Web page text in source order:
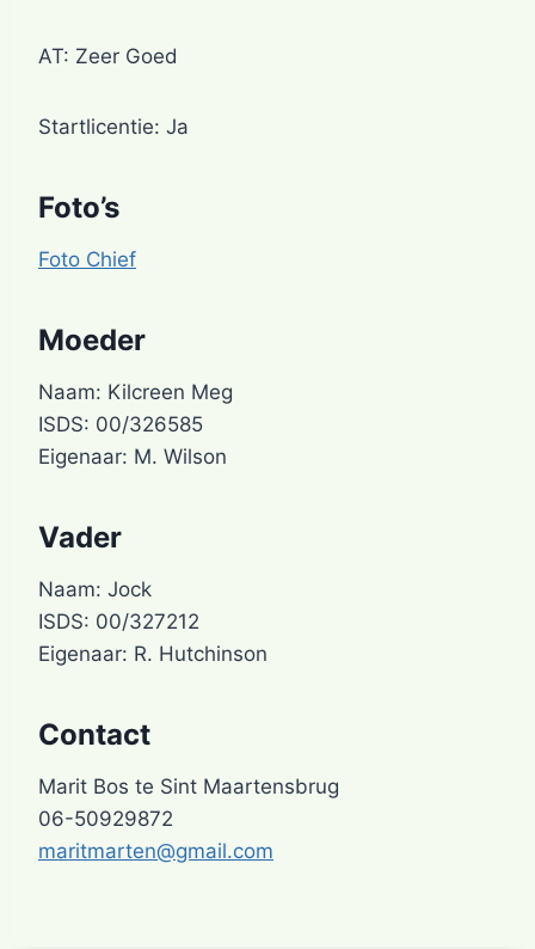
AT: Zeer Goed
Startlicentie: Ja
Foto’s
Foto Chief
Moeder
Naam: Kilcreen Meg
ISDS: 00/326585
Eigenaar: M. Wilson
Vader
Naam: Jock
ISDS: 00/327212
Eigenaar: R. Hutchinson
Contact
Marit Bos te Sint Maartensbrug
06-50929872
maritmarten@gmail.com